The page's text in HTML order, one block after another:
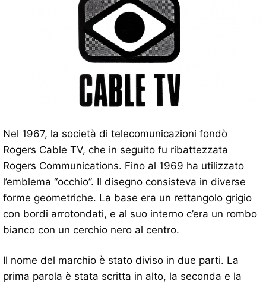
Nel 1967, la società di telecomunicazioni fondò
Rogers Cable TV, che in seguito fu ribattezzata
Rogers Communications. Fino al 1969 ha utilizzato
l’emblema “occhio”. Il disegno consisteva in diverse
forme geometriche. La base era un rettangolo grigio
con bordi arrotondati, e al suo interno c’era un rombo
bianco con un cerchio nero al centro.
Il nome del marchio è stato diviso in due parti. La
prima parola è stata scritta in alto, la seconda e la